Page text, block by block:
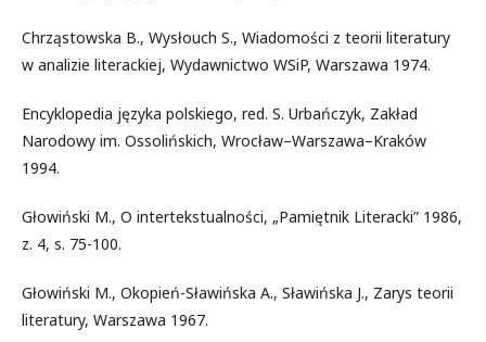
Chrząstowska B., Wysłouch S., Wiadomości z teorii literatury
w analizie literackiej, Wydawnictwo WSiP, Warszawa 1974.
Encyklopedia języka polskiego, red. S. Urbańczyk, Zakład
Narodowy im. Ossolińskich, Wrocław–Warszawa–Kraków
1994.
Głowiński M., O intertekstualności, „Pamiętnik Literacki” 1986,
z. 4, s. 75-100.
Głowiński M., Okopień-Sławińska A., Sławińska J., Zarys teorii
literatury, Warszawa 1967.